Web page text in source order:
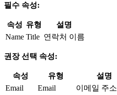
필수 속성:
속성 유형
설명
Name Title 연락처 이름
권장 선택 속성:
속성 유형
설명
Email
Email
이메일 주소